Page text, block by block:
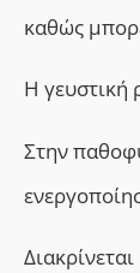
καθώς
Η γευστική
Στην